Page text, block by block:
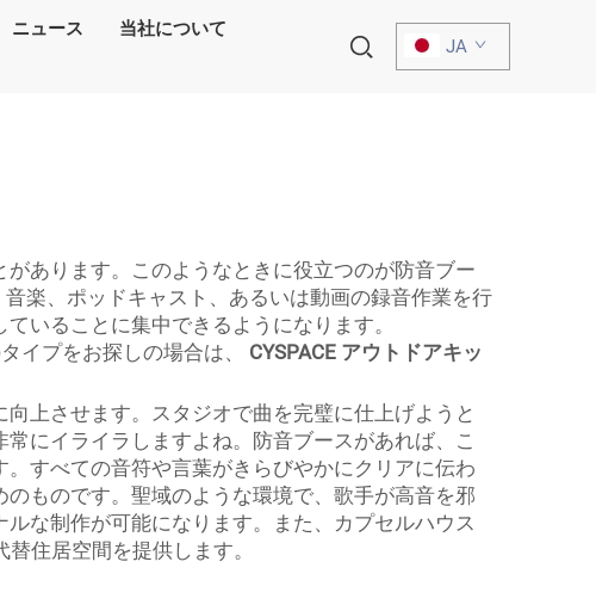
ニュース
当社について
JA
あります。このようなときに役立つのが防音ブー
楽、ポッドキャスト、あるいは動画の録音作業を行
いることに集中できるようになります。
イプをお探しの場合は、 CYSPACE アウトドアキッ
上させます。スタジオで曲を完璧に仕上げようと
にイライラしますよね。防音ブースがあれば、こ
すべての音符や言葉がきらびやかにクリアに伝わ
ものです。聖域のような環境で、歌手が高音を邪
な制作が可能になります。また、カプセルハウス
替住居空間を提供します。